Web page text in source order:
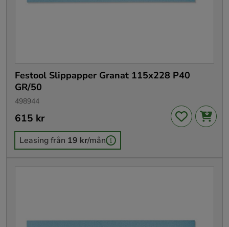
Festool Slippapper Granat 115x228 P40
GR/50
498944
Pris: 615 kr
615 kr
Leasing från 19 kr/mån